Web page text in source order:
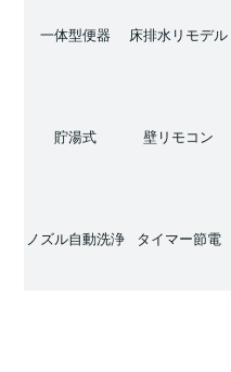
一体型便器 床排水リモデル
貯湯式 壁リモコン
ノズル自動洗浄 タイマー節電